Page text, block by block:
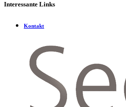
Interessante Links
Kontakt